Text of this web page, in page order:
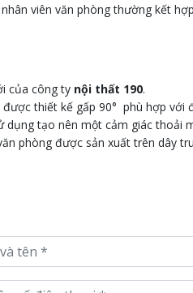
viên văn phòng thường kết
của công ty nội thất 190.
thiết kế gấp 90° phù hợp với
tạo nên một cảm giác thoải
phòng được sản xuất trên dây